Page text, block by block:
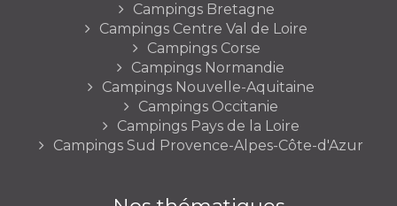
Campings Bretagne
Campings Centre Val de Loire
Campings Corse
Campings Normandie
Campings Nouvelle-Aquitaine
Campings Occitanie
Campings Pays de la Loire
Campings Sud Provence-Alpes-Côte-d'Azur